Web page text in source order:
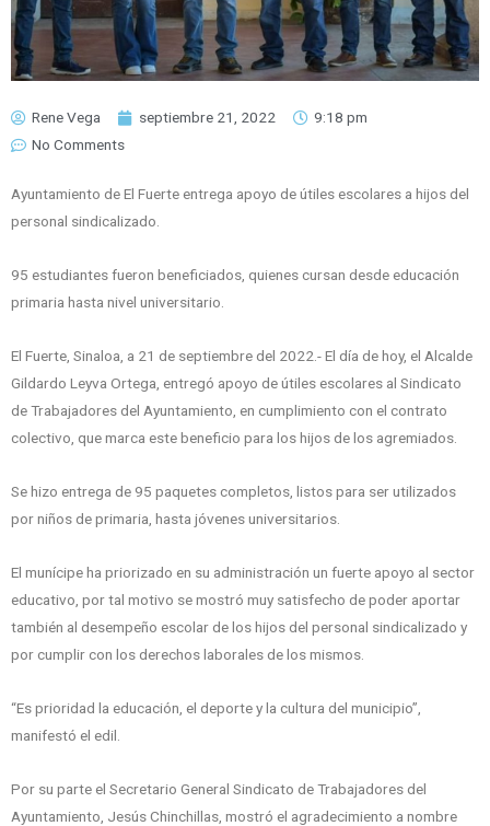
Rene Vega septiembre 21, 2022
9:18 pm
No Comments
Ayuntamiento de El Fuerte entrega apoyo de útiles escolares a hijos del
personal sindicalizado.
95 estudiantes fueron beneficiados, quienes cursan desde educación
primaria hasta nivel universitario.
El Fuerte, Sinaloa, a 21 de septiembre del 2022.- El día de hoy, el Alcalde
Gildardo Leyva Ortega, entregó apoyo de útiles escolares al Sindicato
de Trabajadores del Ayuntamiento, en cumplimiento con el contrato
colectivo, que marca este beneficio para los hijos de los agremiados.
Se hizo entrega de 95 paquetes completos, listos para ser utilizados
por niños de primaria, hasta jóvenes universitarios.
El munícipe ha priorizado en su administración un fuerte apoyo al sector
educativo, por tal motivo se mostró muy satisfecho de poder aportar
también al desempeño escolar de los hijos del personal sindicalizado y
por cumplir con los derechos laborales de los mismos.
“Es prioridad la educación, el deporte y la cultura del municipio”,
manifestó el edil.
Por su parte el Secretario General Sindicato de Trabajadores del
Ayuntamiento, Jesús Chinchillas, mostró el agradecimiento a nombre